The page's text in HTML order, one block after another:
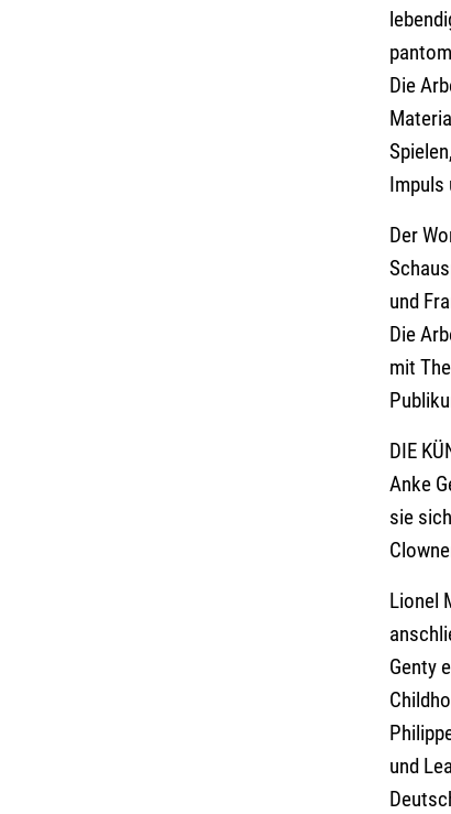
Die
Impuls
Der
und
Die
mit
DIE
Anke
sie
Lionel
Genty
und